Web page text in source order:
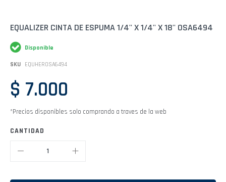
Saltar
comienzo
de
galería
imágenes
EQUALIZER CINTA DE ESPUMA 1/4'' X 1/4'' X 18'' OSA6494
Disponible
SKU EQUHEROSA6494
$ 7.000
*Precios disponibles solo comprando a traves de la web
CANTIDAD